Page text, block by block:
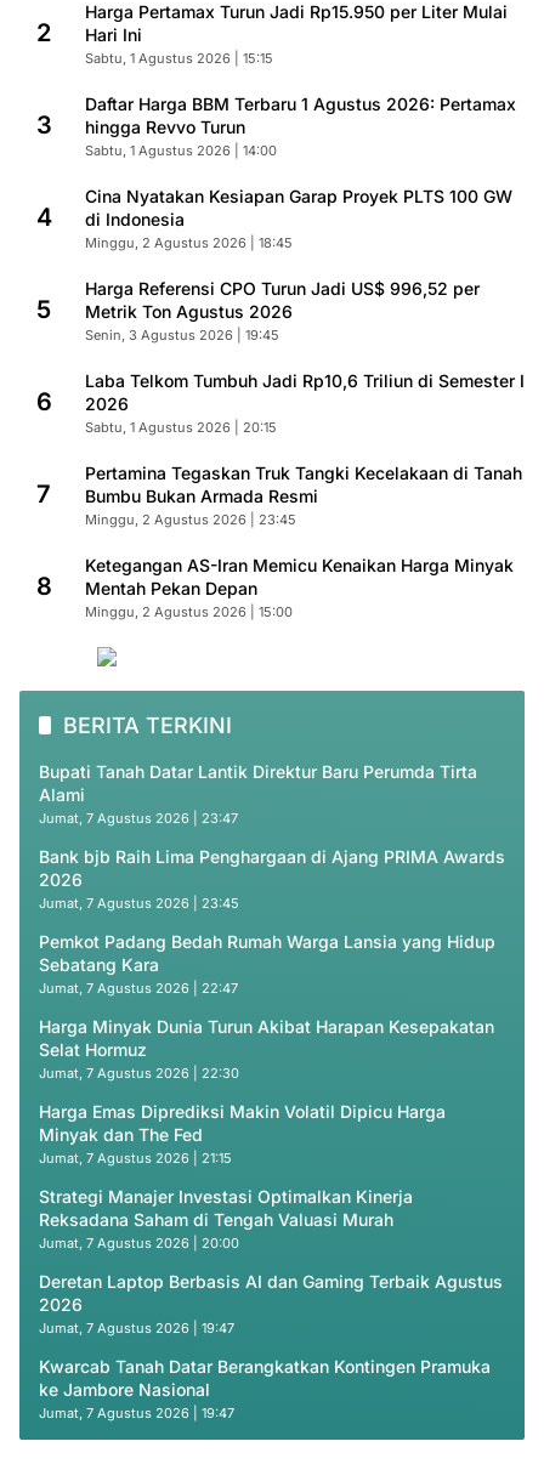
2
Harga Pertamax Turun Jadi Rp15.950 per Liter Mulai
Hari Ini
Sabtu, 1 Agustus 2026 | 15:15
3
Daftar Harga BBM Terbaru 1 Agustus 2026: Pertamax
hingga Revvo Turun
Sabtu, 1 Agustus 2026 | 14:00
4
Cina Nyatakan Kesiapan Garap Proyek PLTS 100 GW
di Indonesia
Minggu, 2 Agustus 2026 | 18:45
5
Harga Referensi CPO Turun Jadi US$ 996,52 per
Metrik Ton Agustus 2026
Senin, 3 Agustus 2026 | 19:45
6
Laba Telkom Tumbuh Jadi Rp10,6 Triliun di Semester I
2026
Sabtu, 1 Agustus 2026 | 20:15
7
Pertamina Tegaskan Truk Tangki Kecelakaan di Tanah
Bumbu Bukan Armada Resmi
Minggu, 2 Agustus 2026 | 23:45
8
Ketegangan AS-Iran Memicu Kenaikan Harga Minyak
Mentah Pekan Depan
Minggu, 2 Agustus 2026 | 15:00
BERITA TERKINI
Bupati Tanah Datar Lantik Direktur Baru Perumda Tirta
Alami
Jumat, 7 Agustus 2026 | 23:47
Bank bjb Raih Lima Penghargaan di Ajang PRIMA Awards
2026
Jumat, 7 Agustus 2026 | 23:45
Pemkot Padang Bedah Rumah Warga Lansia yang Hidup
Sebatang Kara
Jumat, 7 Agustus 2026 | 22:47
Harga Minyak Dunia Turun Akibat Harapan Kesepakatan
Selat Hormuz
Jumat, 7 Agustus 2026 | 22:30
Harga Emas Diprediksi Makin Volatil Dipicu Harga
Minyak dan The Fed
Jumat, 7 Agustus 2026 | 21:15
Strategi Manajer Investasi Optimalkan Kinerja
Reksadana Saham di Tengah Valuasi Murah
Jumat, 7 Agustus 2026 | 20:00
Deretan Laptop Berbasis AI dan Gaming Terbaik Agustus
2026
Jumat, 7 Agustus 2026 | 19:47
Kwarcab Tanah Datar Berangkatkan Kontingen Pramuka
ke Jambore Nasional
Jumat, 7 Agustus 2026 | 19:47